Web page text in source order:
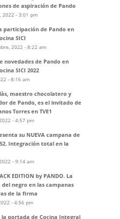
de aspiración de Pando
2022 - 3:01 pm
participación de Pando en
SICI
2022 - 8:22 am
novedades de Pando en
SICI 2022
- 8:16 am
maestro chocolatero y
de Pando, es el invitado de
Torres en TVE1
- 4:57 pm
su NUEVA campana de
Integración total en la
- 9:14 am
EDITION by PANDO. La
del negro en las campanas
de la firma
- 4:56 pm
la portada de Cocina Integral